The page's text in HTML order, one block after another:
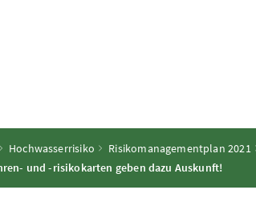
Hochwasserrisiko Risikomanagementplan 2021
und -risikokarten geben dazu Auskunft!